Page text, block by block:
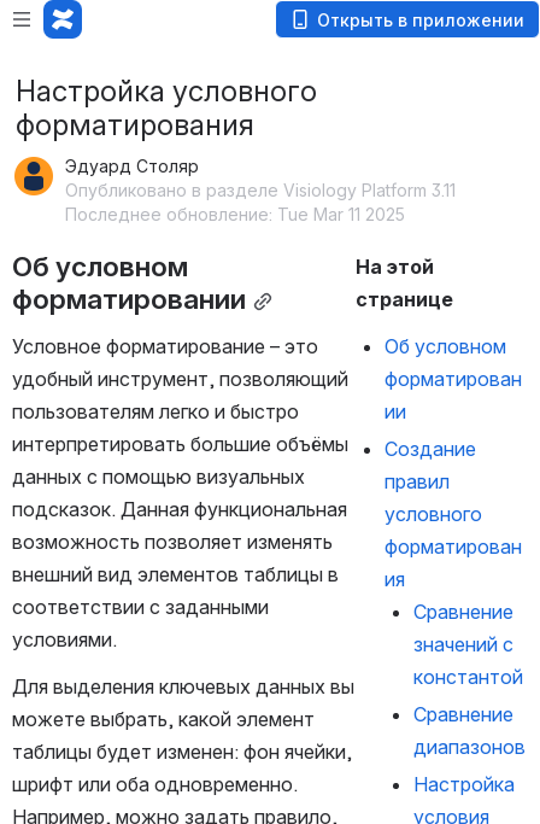
Открыть в приложении
Настройка условного
форматирования
Эдуард Столяр
Опубликовано в разделе Visiology Platform 3.11
Последнее обновление: Tue Mar 11 2025
Об условном
форматировании
Условное форматирование – это
удобный инструмент, позволяющий
пользователям легко и быстро
интерпретировать большие объёмы
данных с помощью визуальных
подсказок. Данная функциональная
возможность позволяет изменять
внешний вид элементов таблицы в
соответствии с заданными
условиями.
Для выделения ключевых данных вы
можете выбрать, какой элемент
таблицы будет изменен: фон ячейки,
шрифт или оба одновременно.
Например, можно задать правило,
На этой
странице
Об условном
форматирован
ии
Создание
правил
условного
форматирован
ия
Сравнение
значений с
константой
Сравнение
диапазонов
Настройка
условия